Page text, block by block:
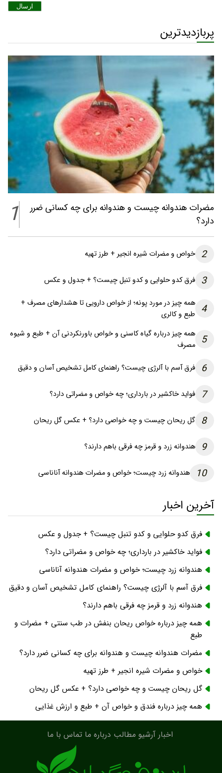
ارسال
پربازدیدترین
مضرات هندوانه چیست و هندوانه برای چه کسانی ضرر
دارد؟
1
2 خواص و مضرات شیره انجیر + طرز تهیه
3 فرق کدو حلوایی و کدو تنبل چیست؟ + جدول و عکس
4
همه چیز در مورد پونه؛ از خواص دارویی تا هشدارهای مصرف +
طبع و کالری
5
همه چیز درباره گیاه کاسنی و خواص باورنکردنی آن + طبع و شیوه
مصرف
6 فرق آسم با آلرژی چیست؟ راهنمای کامل تشخیص آسان و دقیق
7 فواید خاکشیر در بارداری؛ چه خواص و مضراتی دارد؟
8 گل ریحان چیست و چه خواصی دارد؟ + عکس گل ریحان
9 هندوانه زرد و قرمز چه فرقی باهم دارند؟
10 هندوانه زرد چیست؛ خواص و مضرات هندوانه آناناسی
آخرین اخبار
فرق کدو حلوایی و کدو تنبل چیست؟ + جدول و عکس
فواید خاکشیر در بارداری؛ چه خواص و مضراتی دارد؟
هندوانه زرد چیست؛ خواص و مضرات هندوانه آناناسی
فرق آسم با آلرژی چیست؟ راهنمای کامل تشخیص آسان و دقیق
هندوانه زرد و قرمز چه فرقی باهم دارند؟
همه چیز درباره خواص ریحان بنفش در طب سنتی + مضرات و
طبع
مضرات هندوانه چیست و هندوانه برای چه کسانی ضرر دارد؟
خواص و مضرات شیره انجیر + طرز تهیه
گل ریحان چیست و چه خواصی دارد؟ + عکس گل ریحان
همه چیز درباره فندق و خواص آن + طبع و ارزش غذایی
اخبارآرشیو مطالب درباره ما تماس با ما